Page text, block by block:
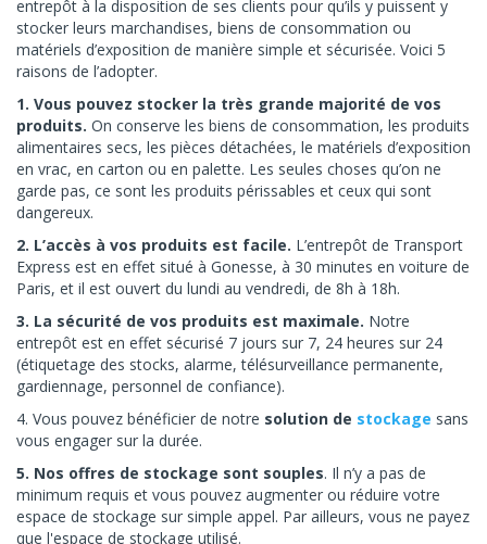
entrepôt à la disposition de ses clients pour qu’ils y puissent y
stocker leurs marchandises, biens de consommation ou
matériels d’exposition de manière simple et sécurisée. Voici 5
raisons de l’adopter.
1. Vous pouvez stocker la très grande majorité de vos
produits. On conserve les biens de consommation, les produits
alimentaires secs, les pièces détachées, le matériels d’exposition
en vrac, en carton ou en palette. Les seules choses qu’on ne
garde pas, ce sont les produits périssables et ceux qui sont
dangereux.
2. L’accès à vos produits est facile. L’entrepôt de Transport
Express est en effet situé à Gonesse, à 30 minutes en voiture de
Paris, et il est ouvert du lundi au vendredi, de 8h à 18h.
3. La sécurité de vos produits est maximale. Notre
entrepôt est en effet sécurisé 7 jours sur 7, 24 heures sur 24
(étiquetage des stocks, alarme, télésurveillance permanente,
gardiennage, personnel de confiance).
4. Vous pouvez bénéficier de notre solution de stockage sans
vous engager sur la durée.
5. Nos offres de stockage sont souples. Il n’y a pas de
minimum requis et vous pouvez augmenter ou réduire votre
espace de stockage sur simple appel. Par ailleurs, vous ne payez
que l'espace de stockage utilisé.